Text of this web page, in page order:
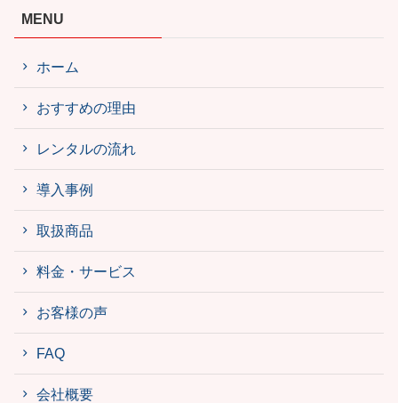
MENU
ホーム
おすすめの理由
レンタルの流れ
導入事例
取扱商品
料金・サービス
お客様の声
FAQ
会社概要